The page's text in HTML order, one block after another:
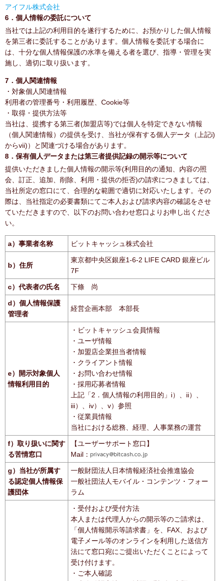
アイフル株式会社
6．個人情報の委託について
当社では上記の利用目的を遂行するために、お預かりした個人情報
を第三者に委託することがあります。個人情報を委託する場合に
は、十分な個人情報保護の水準を備える者を選び、指導・管理を実
施し、適切に取り扱います。
7．個人関連情報
・対象個人関連情報
利用者の管理番号・利用履歴、Cookie等
・取得・提供方法等
当社は、提携する第三者(加盟店等)では個人を特定できない情報
（個人関連情報）の提供を受け、当社が保有する個人データ（上記i)
からvii)）と関連づける場合があります。
8．保有個人データまたは第三者提供記録の開示等について
提供いただきました個人情報の開示等(利用目的の通知、内容の照
会、訂正、追加、削除、利用・提供の拒否)の請求につきましては、
当社所定の窓口にて、合理的な範囲で適切に対応いたします。その
際は、当社指定の必要書類にてご本人および請求内容の確認をさせ
ていただきますので、以下のお問い合わせ窓口よりお申し出くださ
い。
a）事業者名称 ビットキャッシュ株式会社
b）住所
東京都中央区銀座1-6-2 LIFE CARD 銀座ビル
7F
c）代表者の氏名 下條 尚
d）個人情報保護
管理者
経営企画本部 本部長
e）開示対象個人
情報利用目的
・ビットキャッシュ会員情報
・ユーザ情報
・加盟店企業担当者情報
・クライアント情報
・お問い合わせ情報
・採用応募者情報
上記「2．個人情報の利用目的」i）、ii）、
iii）、iv）、v）参照
・従業員情報
当社における総務、経理、人事業務の運営
f）取り扱いに関す
る苦情窓口
【ユーザーサポート窓口】
Mail：
g）当社が所属す
る認定個人情報保
護団体
一般財団法人日本情報経済社会推進協会
一般社団法人モバイル・コンテンツ・フォー
ラム
・受付および受付方法
本人または代理人からの開示等のご請求は、
「個人情報開示等請求書」を、FAX、および
電子メール等のオンラインを利用した送信方
法にて窓口宛にご提出いただくことによって
受け付けます。
・ご本人確認